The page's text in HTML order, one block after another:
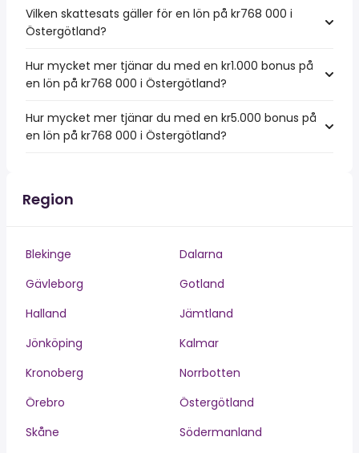
Vilken skattesats gäller för en lön på kr768 000 i
Östergötland?
Hur mycket mer tjänar du med en kr1.000 bonus på
en lön på kr768 000 i Östergötland?
Hur mycket mer tjänar du med en kr5.000 bonus på
en lön på kr768 000 i Östergötland?
Region
Blekinge
Dalarna
Gävleborg
Gotland
Halland
Jämtland
Jönköping
Kalmar
Kronoberg
Norrbotten
Örebro
Östergötland
Skåne
Södermanland